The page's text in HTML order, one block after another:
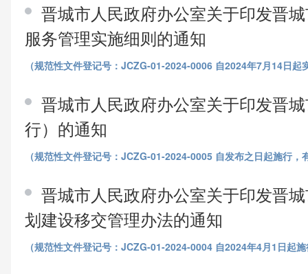
晋城市人民政府办公室关于印发晋
服务管理实施细则的通知
（规范性文件登记号：JCZG-01-2024-0006 自2024年7月14日起
晋城市人民政府办公室关于印发晋
行）的通知
（规范性文件登记号：JCZG-01-2024-0005 自发布之日起施行，
晋城市人民政府办公室关于印发晋
划建设移交管理办法的通知
（规范性文件登记号：JCZG-01-2024-0004 自2024年4月1日起